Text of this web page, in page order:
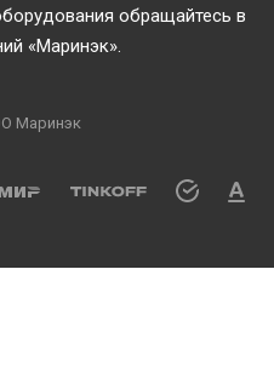
обращайтесь в
«Маринэк».
Маринэк